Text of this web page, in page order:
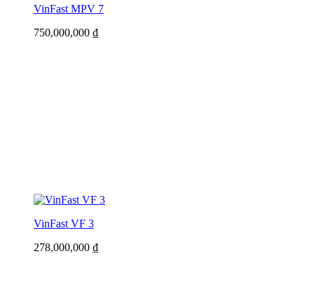
VinFast MPV 7
750,000,000 ₫
VinFast VF 3
278,000,000 ₫